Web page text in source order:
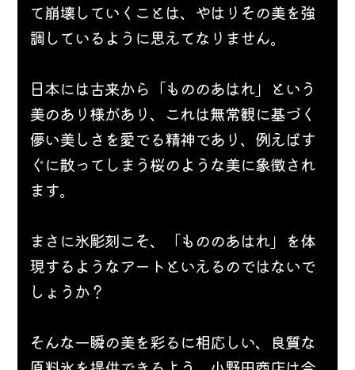
て崩壊していくことは、やはりその美を強
調しているように思えてなりません。
日本には古来から「もののあはれ」という
美のあり様があり、これは無常観に基づく
儚い美しさを愛でる精神であり、例えばす
ぐに散ってしまう桜のような美に象徴され
ます。
まさに氷彫刻こそ、「もののあはれ」を体
現するようなアートといえるのではないで
しょうか？
そんな一瞬の美を彩るに相応しい、良質な